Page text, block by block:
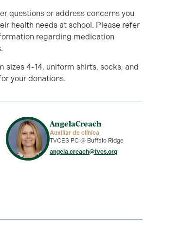
questions or address concerns you
health needs at school. Please refer
regarding medication
sizes 4-14, uniform shirts, socks, and
your donations.
AngelaCreach
Auxiliar de clínica
TVCES PC @ Buffalo Ridge
angela.creach@tvcs.org